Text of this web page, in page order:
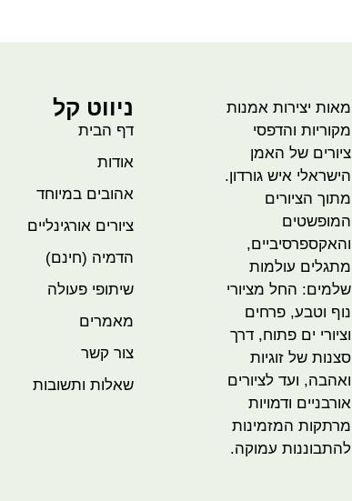
מאות יצירות אמנות
מקוריות והדפסי
ציורים של האמן
הישראלי איש גורדון.
מתוך הציורים
המופשטים
והאקספרסיביים,
מתגלים עולמות
שלמים: החל מציורי
נוף וטבע, פרחים
וציורי ים פתוח, דרך
סצנות של זוגיות
ואהבה, ועד לציורים
אורבניים ודמויות
מרתקות המזמינות
להתבוננות עמוקה.
ניווט קל
דף הבית
אודות
אהובים במיוחד
ציורים אורגינליים
הדמיה (חינם)
שיתופי פעולה
מאמרים
צור קשר
שאלות ותשובות